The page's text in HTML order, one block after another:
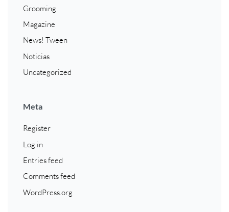
Grooming
Magazine
News! Tween
Noticias
Uncategorized
Meta
Register
Log in
Entries feed
Comments feed
WordPress.org